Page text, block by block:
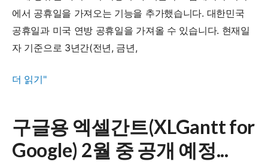
에서 공휴일을 가져오는 기능을 추가했습니다. 대한민국
공휴일과 미국 연방 공휴일을 가져올 수 있습니다. 현재일
자 기준으로 3년간(전년, 금년,
XLGantt(엑
트)
|
더 읽기"
구글용 엑셀간트(XLGantt for
Google) 2월 중 공개 예정...